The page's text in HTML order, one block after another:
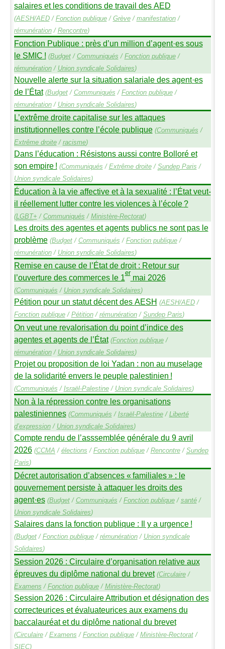
salaires et les conditions de travail des AED
(AESH/AED/ Fonction publique/ Grève/ manifestation/
rémunération/ Rencontre)
Fonction Publique : près d’un million d’agent·es sous
le SMIC ! (Budget/ Communiqués / Fonction publique/
rémunération/ Union syndicale Solidaires)
Nouvelle alerte sur la situation salariale des agent·es
de l’État (Budget/ Communiqués / Fonction publique/
rémunération/ Union syndicale Solidaires)
L’extrême droite capitalise sur les attaques
institutionnelles contre l’école publique (Communiqués /
Extrême droite/ racisme)
Dans l’éducation : Résistons aussi contre Bolloré et
son empire ! (Communiqués / Extrême droite/ SundepParis /
Union syndicale Solidaires)
Éducation à la vie affective et à la sexualité : l’État veut-
il réellement lutter contre les violences à l’école?
(LGBT+ / Communiqués / Ministère-Rectorat)
Les droits des agentes et agents publics ne sont pas le
problème (Budget/ Communiqués / Fonction publique/
rémunération/ Union syndicale Solidaires)
Remise en cause de l’État de droit : Retour sur
l’ouverture des commerces le 1ermai 2026
(Communiqués / Union syndicale Solidaires)
Pétition pour un statut décent des AESH (AESH/AED/
Fonction publique/ Pétition/ rémunération/ SundepParis)
On veut une revalorisation du point d’indice des
agentes et agents de l’État (Fonction publique/
rémunération/ Union syndicale Solidaires)
Projet ou proposition de loi Yadan : non au muselage
de la solidarité envers le peuple palestinien !
(Communiqués / Israël-Palestine/ Union syndicale Solidaires)
Non à la répression contre les organisations
palestiniennes (Communiqués / Israël-Palestine/ Liberté
d’expression/ Union syndicale Solidaires)
Compte rendu de l’asssemblée générale du 9 avril
2026 (CCMA / élections / Fonction publique/ Rencontre/ Sundep
Paris)
Décret autorisation d’absences « familiales» : le
gouvernement persiste à attaquer les droits des
agent·es (Budget/ Communiqués / Fonction publique/ santé/
Union syndicale Solidaires)
Salaires dans la fonction publique : Il y a urgence !
(Budget/ Fonction publique/ rémunération/ Union syndicale
Solidaires)
Session 2026 : Circulaire d’organisation relative aux
épreuves du diplôme national du brevet (Circulaire/
Examens / Fonction publique/ Ministère-Rectorat)
Session 2026 : Circulaire Attribution et désignation des
correcteurices et évaluateurices aux examens du
baccalauréat et du diplôme national du brevet
(Circulaire/ Examens / Fonction publique/ Ministère-Rectorat/
SIEC)